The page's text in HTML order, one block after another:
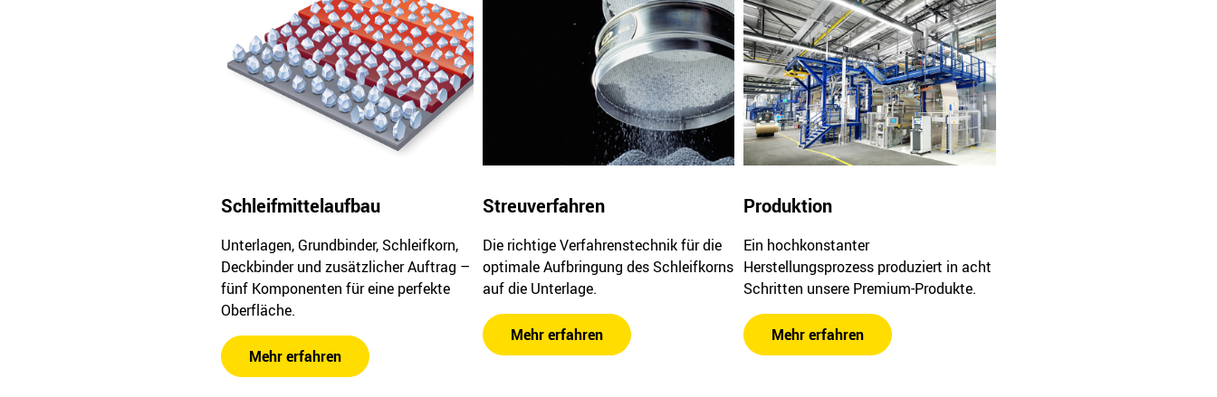
Schleifmittelaufbau
Unterlagen, Grundbinder, Schleifkorn,
Deckbinder und zusätzlicher Auftrag –
fünf Komponenten für eine perfekte
Oberfläche.
Mehr erfahren
Streuverfahren
Die richtige Verfahrenstechnik für die
optimale Aufbringung des Schleifkorns
auf die Unterlage.
Mehr erfahren
Produktion
Ein hochkonstanter
Herstellungsprozess produziert in acht
Schritten unsere Premium-Produkte.
Mehr erfahren